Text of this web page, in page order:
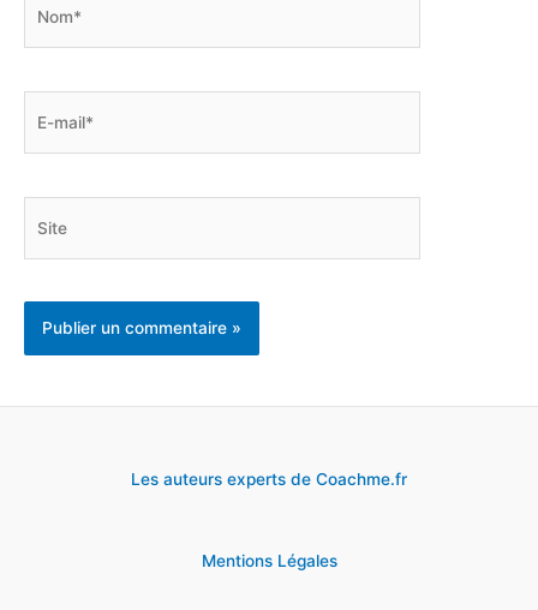
Les auteurs experts de Coachme.fr
Mentions Légales